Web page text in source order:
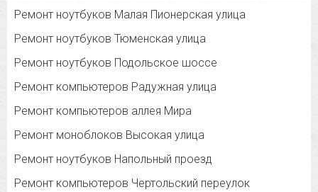
Ремонт ноутбуков Малая Пионерская улица
Ремонт ноутбуков Тюменская улица
Ремонт ноутбуков Подольское шоссе
Ремонт компьютеров Радужная улица
Ремонт компьютеров аллея Мира
Ремонт моноблоков Высокая улица
Ремонт ноутбуков Напольный проезд
Ремонт компьютеров Чертольский переулок